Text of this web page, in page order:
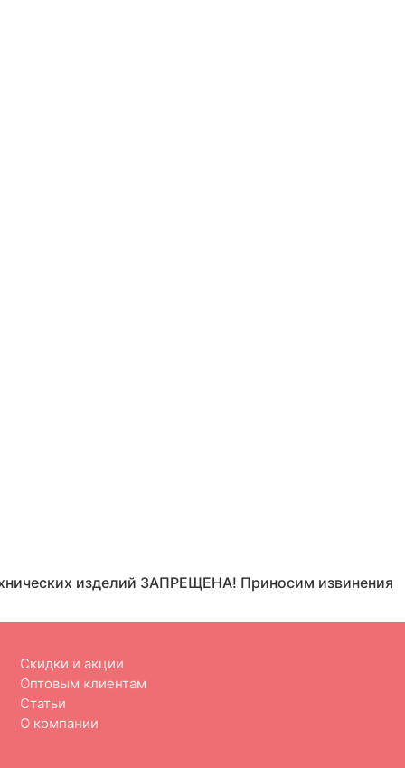
изделий ЗАПРЕЩЕНА! Приносим извинения
Скидки и акции
Оптовым клиентам
Статьи
О компании